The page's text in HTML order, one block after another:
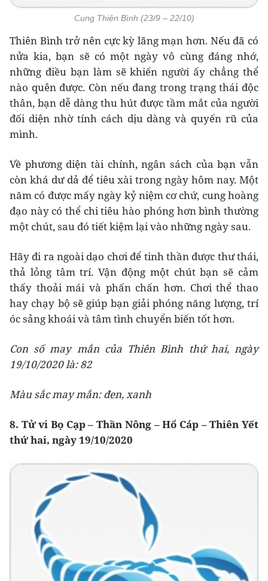
Cung Thiên Bình (23/9 – 22/10)
Thiên Bình trở nên cực kỳ lãng mạn hơn. Nếu đã có
nửa kia, bạn sẽ có một ngày vô cùng đáng nhớ,
những điều bạn làm sẽ khiến người ấy chẳng thể
nào quên được. Còn nếu đang trong trạng thái độc
thân, bạn dễ dàng thu hút được tầm mắt của người
đối diện nhờ tính cách dịu dàng và quyến rũ của
mình.
Về phương diện tài chính, ngân sách của bạn vẫn
còn khá dư dả để tiêu xài trong ngày hôm nay. Một
năm có được mấy ngày kỷ niệm cơ chứ, cung hoàng
đạo này có thể chi tiêu hào phóng hơn bình thường
một chút, sau đó tiết kiệm lại vào những ngày sau.
Hãy đi ra ngoài dạo chơi để tinh thần được thư thái,
thả lỏng tâm trí. Vận động một chút bạn sẽ cảm
thấy thoải mái và phấn chấn hơn. Chơi thể thao
hay chạy bộ sẽ giúp bạn giải phóng năng lượng, trí
óc sảng khoái và tâm tình chuyển biến tốt hơn.
Con số may mắn của Thiên Bình thứ hai, ngày
19/10/2020 là: 82
Màu sắc may mắn: đen, xanh
8. Tử vi Bọ Cạp – Thần Nông – Hổ Cáp – Thiên Yết
thứ hai, ngày 19/10/2020